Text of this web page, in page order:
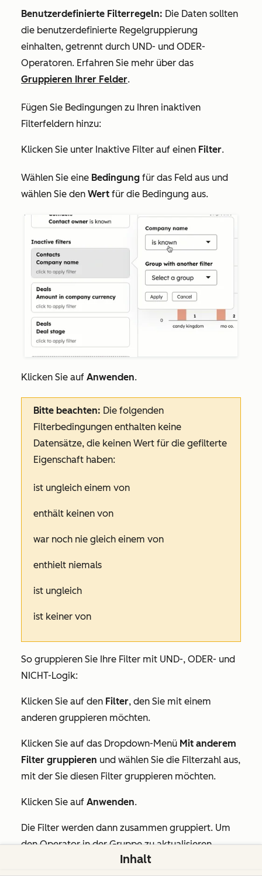
Benutzerdefinierte Filterregeln: Die Daten sollten
die benutzerdefinierte Regelgruppierung
einhalten, getrennt durch UND- und ODER-
Operatoren. Erfahren Sie mehr über das
Gruppieren Ihrer Felder.
Fügen Sie Bedingungen zu Ihren inaktiven
Filterfeldern hinzu:
Klicken Sie unter Inaktive Filter auf einen Filter.
Wählen Sie eine Bedingung für das Feld aus und
wählen Sie den Wert für die Bedingung aus.
Klicken Sie auf Anwenden.
Bitte beachten: Die folgenden
Filterbedingungen enthalten keine
Datensätze, die keinen Wert für die gefilterte
Eigenschaft haben:
ist ungleich einem von
enthält keinen von
war noch nie gleich einem von
enthielt niemals
ist ungleich
ist keiner von
So gruppieren Sie Ihre Filter mit UND-, ODER- und
NICHT-Logik:
Klicken Sie auf den Filter, den Sie mit einem
anderen gruppieren möchten.
Klicken Sie auf das Dropdown-Menü Mit anderem
Filter gruppieren und wählen Sie die Filterzahl aus,
mit der Sie diesen Filter gruppieren möchten.
Klicken Sie auf Anwenden.
Die Filter werden dann zusammen gruppiert. Um
den Operator in der Gruppe zu aktualisieren,
klicken Sie auf den Text„und“
Inhalt